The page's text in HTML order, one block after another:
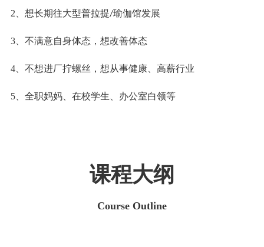
2、 想长期往大型普拉提/瑜伽馆发展
3、 不满意自身体态，想改善体态
4、 不想进厂拧螺丝，想从事健康、高薪行业
5、 全职妈妈、在校学生、办公室白领等
课程大纲
Course Outline